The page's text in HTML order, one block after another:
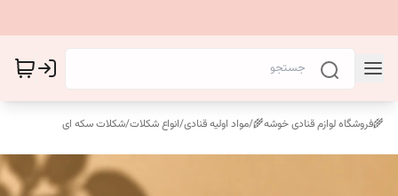
🌾فروشگاه لوازم قنادی خوشه🌾/مواد اولیه قنادی/انواع شکلات/شکلات سکه ای